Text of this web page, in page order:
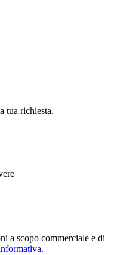
tua richiesta.
a scopo commerciale e di
.